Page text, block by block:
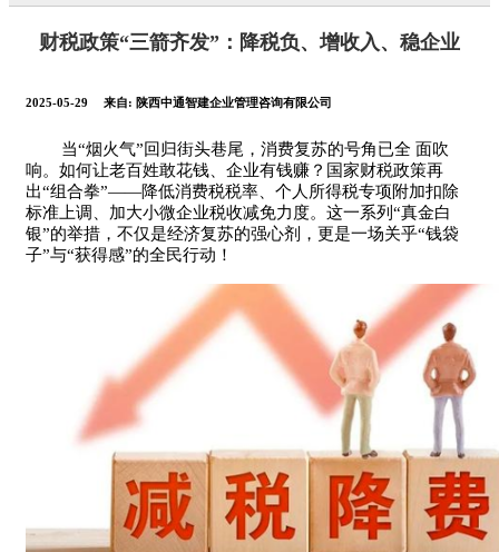
财税政策“三箭齐发”：降税负、增收入、稳企业
2025-05-29 来自: 陕西中通智建企业管理咨询有限公司
当“烟火气”回归街头巷尾，消费复苏的号角已全 面吹
响。如何让老百姓敢花钱、企业有钱赚？国家财税政策再
出“组合拳”——降低消费税税率、个人所得税专项附加扣除
标准上调、加大小微企业税收减免力度。这一系列“真金白
银”的举措，不仅是经济复苏的强心剂，更是一场关乎“钱袋
子”与“获得感”的全民行动！